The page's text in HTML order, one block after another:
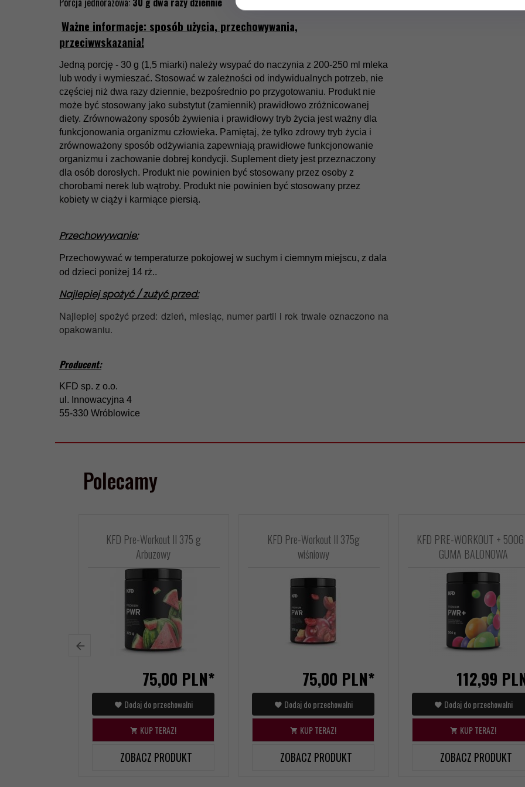
Ważne informacje: sposób użycia, przechowywania,
przeciwwskazania!
Jedną porcję - 30 g (1,5 miarki) należy wsypać do naczynia z 200-250 ml mleka
lub wody i wymieszać. Stosować w zależności od indywidualnych potrzeb, nie
częściej niż dwa razy dziennie, bezpośrednio po przygotowaniu. Produkt nie
może być stosowany jako substytut (zamiennik) prawidłowo zróżnicowanej
diety. Zrównoważony sposób żywienia i prawidłowy tryb życia jest ważny dla
funkcjonowania organizmu człowieka. Pamiętaj, że tylko zdrowy tryb życia i
zrównoważony sposób odżywiania zapewniają prawidłowe funkcjonowanie
organizmu i zachowanie dobrej kondycji. Suplement diety jest przeznaczony
dla osób dorosłych. Produkt nie powinien być stosowany przez osoby z
chorobami nerek lub wątroby. Produkt nie powinien być stosowany przez
kobiety w ciąży i karmiące piersią.
Przechowywanie:
Przechowywać w temperaturze pokojowej w suchym i ciemnym miejscu, z dala
od dzieci poniżej 14 rż..
Najlepiej spożyć / zużyć przed:
Najlepiej spożyć przed: dzień, miesiąc, numer partii i rok trwale oznaczono na
opakowaniu.
Producent:
KFD sp. z o.o.
ul. Innowacyjna 4
55-330 Wróblowice
Polecamy
KFD Pre-Workout II 375 g
Arbuzowy
75,00 PLN*
Dodaj do przechowalni
KUP TERAZ!
ZOBACZ PRODUKT
KFD Pre-Workout II 375g
wiśniowy
75,00 PLN*
Dodaj do przechowalni
KUP TERAZ!
ZOBACZ PRODUKT
KFD PRE-WORKOUT +
GUMA BALONOWA
112,99
Dodaj do przechowalni
KUP TERAZ!
ZOBACZ PRODUKT